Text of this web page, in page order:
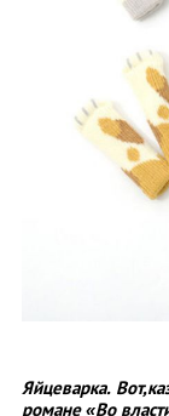
Яйцеварка.
романе «Во